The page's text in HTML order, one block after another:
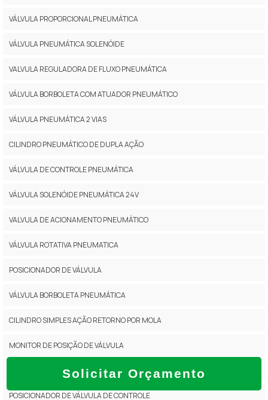
Solicitar Orçamento
VÁLVULA PROPORCIONAL PNEUMÁTICA
VÁLVULA PNEUMÁTICA SOLENÓIDE
VALVULA REGULADORA DE FLUXO PNEUMÁTICA
VÁLVULA BORBOLETA COM ATUADOR PNEUMÁTICO
VÁLVULA PNEUMÁTICA 2 VIAS
CILINDRO PNEUMÁTICO DE DUPLA AÇÃO
VÁLVULA DE CONTROLE PNEUMÁTICA
VÁLVULA SOLENÓIDE PNEUMÁTICA 24V
VALVULA DE ACIONAMENTO PNEUMÁTICO
VÁLVULA ROTATIVA PNEUMATICA
POSICIONADOR DE VÁLVULA
VÁLVULA BORBOLETA PNEUMÁTICA
CILINDRO SIMPLES AÇÃO RETORNO POR MOLA
MONITOR DE POSIÇÃO DE VÁLVULA
VÁLVULA ATUADA
POSICIONADOR DE VÁLVULA DE CONTROLE